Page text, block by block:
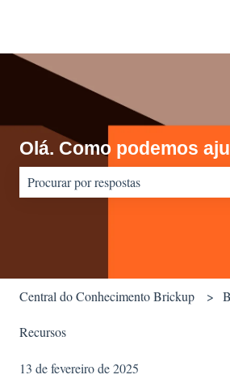
Olá. Como podemos
Central do Conhecimento Brickup
Recursos
13 de fevereiro de 2025